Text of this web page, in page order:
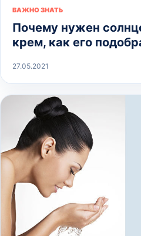
ВАЖНО ЗНАТЬ
Почему нужен
крем, как его
27.05.2021